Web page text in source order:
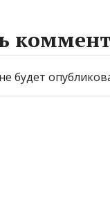
будет